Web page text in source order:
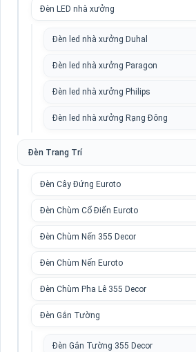
Đèn LED nhà xưởng
Đèn led nhà xưởng Duhal
Đèn led nhà xưởng Paragon
Đèn led nhà xưởng Philips
Đèn led nhà xưởng Rạng Đông
Đèn Trang Trí
Đèn Cây Đứng Euroto
Đèn Chùm Cổ Điển Euroto
Đèn Chùm Nến 355 Decor
Đèn Chùm Nến Euroto
Đèn Chùm Pha Lê 355 Decor
Đèn Gắn Tường
Đèn Gắn Tường 355 Decor